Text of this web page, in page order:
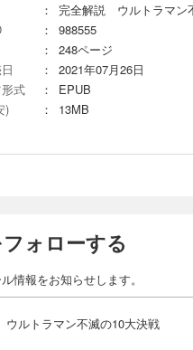
：
完全解説 ウルトラマン
：
988555
：
248ページ
：
2021年07月26日
式
：
EPUB
)
： 13MB
ォローする
情報をお知らせします。
ルトラマン不滅の10大決戦